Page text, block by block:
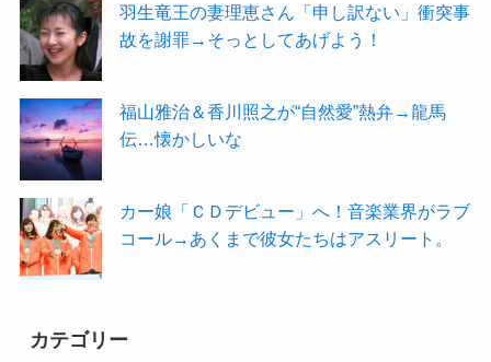
羽生竜王の妻理恵さん「申し訳ない」衝突事
故を謝罪→そっとしてあげよう！
福山雅治＆香川照之が“自然愛”熱弁→龍馬
伝…懐かしいな
カー娘「ＣＤデビュー」へ！音楽業界がラブ
コール→あくまで彼女たちはアスリート。
カテゴリー